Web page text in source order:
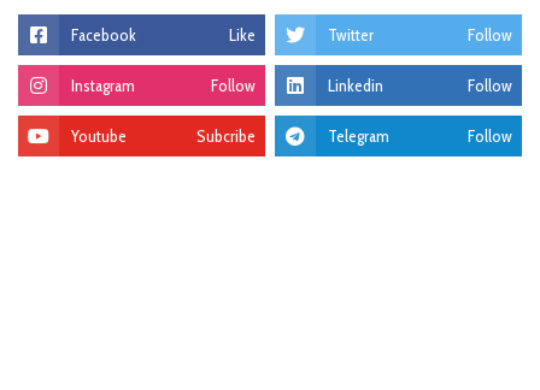
Facebook Like Twitter Follow
Instagram Follow Linkedin Follow
Youtube Subcribe Telegram Follow